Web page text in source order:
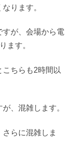
ります。
が、会場から電
ます。
ちらも2時間以
、混雑します。
らに混雑しま